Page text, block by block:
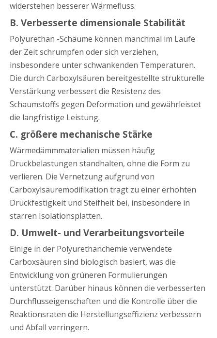
widerstehen besserer Wärmefluss.
B. Verbesserte dimensionale Stabilität
Polyurethan -Schäume können manchmal im Laufe
der Zeit schrumpfen oder sich verziehen,
insbesondere unter schwankenden Temperaturen.
Die durch Carboxylsäuren bereitgestellte strukturelle
Verstärkung verbessert die Resistenz des
Schaumstoffs gegen Deformation und gewährleistet
die langfristige Leistung.
C. größere mechanische Stärke
Wärmedämmmaterialien müssen häufig
Druckbelastungen standhalten, ohne die Form zu
verlieren. Die Vernetzung aufgrund von
Carboxylsäuremodifikation trägt zu einer erhöhten
Druckfestigkeit und Steifheit bei, insbesondere in
starren Isolationsplatten.
D. Umwelt- und Verarbeitungsvorteile
Einige in der Polyurethanchemie verwendete
Carboxsäuren sind biologisch basiert, was die
Entwicklung von grüneren Formulierungen
unterstützt. Darüber hinaus können die verbesserten
Durchflusseigenschaften und die Kontrolle über die
Reaktionsraten die Herstellungseffizienz verbessern
und Abfall verringern.